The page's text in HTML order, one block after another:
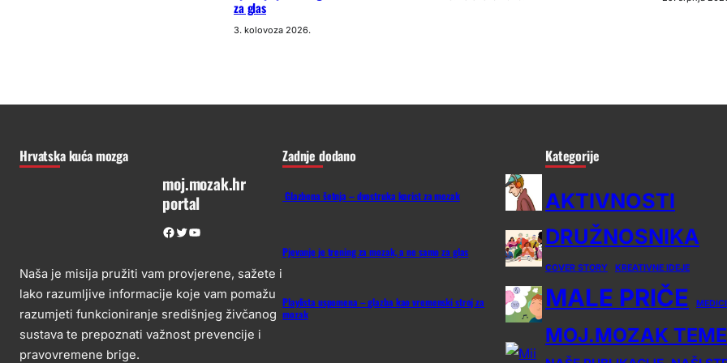
za glas
3. kolovoza 2026.
Hrvatska kuća mozga
moj.mozak.hr
portal
Facebook Twitter YouTube
Naša je misija pružiti vam provjerene, sažete i
lako razumljive informacije koje vam pomažu
razumjeti funkcioniranje središnjeg živčanog
sustava te prepoznati važnost prevencije i
pravovremene brige.
Zadnje dodano
Glazbena šetnja – dvostruka korist za mozak
Pjevanje je trening za mozak, a ne samo za glas
Playlista uspomena – glazba kao vremenski stroj za
mozak
Kategorije
AKTIVNOSTI
DRUŽNOSNIKA
COVER STORY KREATIVNE IDEJE
MALE PRIČE
MOJ.MOZAK TEME